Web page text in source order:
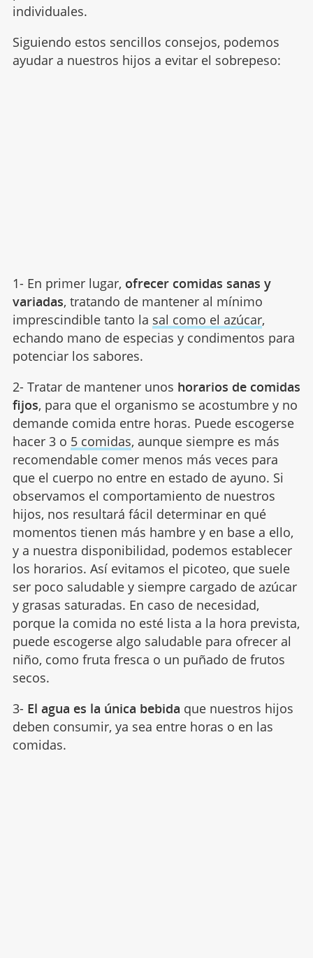
individuales.
Siguiendo estos sencillos consejos, podemos
ayudar a nuestros hijos a evitar el sobrepeso:
1- En primer lugar, ofrecer comidas sanas y
variadas, tratando de mantener al mínimo
imprescindible tanto la sal como el azúcar,
echando mano de especias y condimentos para
potenciar los sabores.
2- Tratar de mantener unos horarios de comidas
fijos, para que el organismo se acostumbre y no
demande comida entre horas. Puede escogerse
hacer 3 o 5 comidas, aunque siempre es más
recomendable comer menos más veces para
que el cuerpo no entre en estado de ayuno. Si
observamos el comportamiento de nuestros
hijos, nos resultará fácil determinar en qué
momentos tienen más hambre y en base a ello,
y a nuestra disponibilidad, podemos establecer
los horarios. Así evitamos el picoteo, que suele
ser poco saludable y siempre cargado de azúcar
y grasas saturadas. En caso de necesidad,
porque la comida no esté lista a la hora prevista,
puede escogerse algo saludable para ofrecer al
niño, como fruta fresca o un puñado de frutos
secos.
3- El agua es la única bebida que nuestros hijos
deben consumir, ya sea entre horas o en las
comidas.